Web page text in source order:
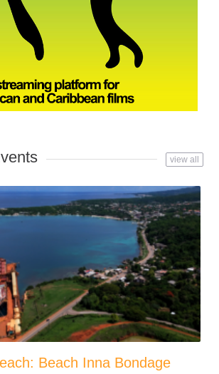
view all
Beach Inna Bondage